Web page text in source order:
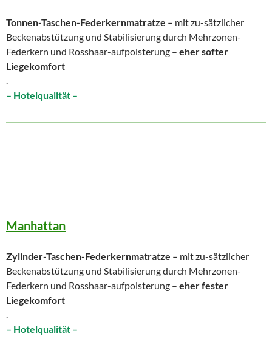
Tonnen-Taschen-Federkernmatratze – mit zu-sätzlicher
Beckenabstützung und Stabilisierung durch Mehrzonen-
Federkern und Rosshaar-aufpolsterung – eher softer
Liegekomfort
.
– Hotelqualität –
Manhattan
Zylinder-Taschen-Federkernmatratze – mit zu-sätzlicher
Beckenabstützung und Stabilisierung durch Mehrzonen-
Federkern und Rosshaar-aufpolsterung – eher fester
Liegekomfort
.
– Hotelqualität –